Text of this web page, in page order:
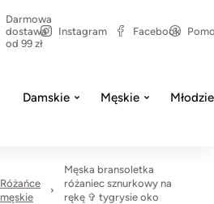
Darmowa
dostawa
od 99 zł
Instagram Facebook
Damskie Męskie
Różańce
męskie
Męska bransoletka
różaniec sznurkowy na
rękę ✞ tygrysie oko